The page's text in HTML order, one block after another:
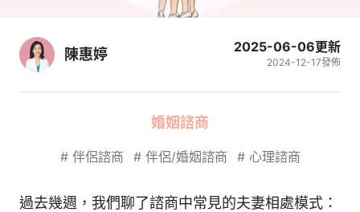
陳惠婷 2025-06-06更新
2024-12-17發佈
婚姻諮商
# 伴侶諮商 # 伴侶/婚姻諮商 # 心理諮商
過去幾週，我們聊了諮商中常見的夫妻相處模式：